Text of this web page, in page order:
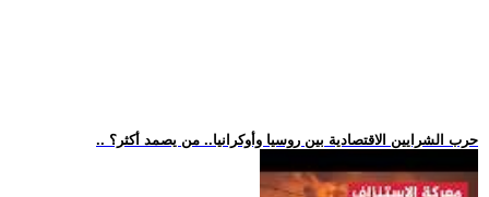
.. حرب الشرايين الاقتصادية بين روسيا وأوكرانيا.. من يصمد أكثر؟